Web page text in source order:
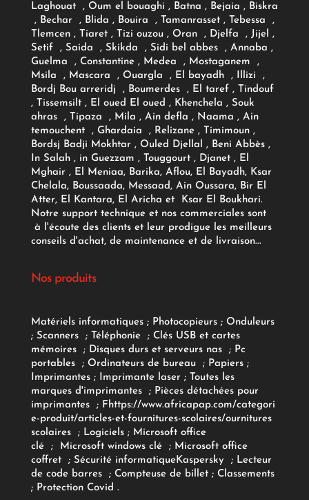
Laghouat , Oum el bouaghi , Batna , Bejaia , Biskra
, Bechar , Blida , Bouira , Tamanrasset , Tebessa ,
Tlemcen , Tiaret , Tizi ouzou , Oran , Djelfa , Jijel ,
Setif , Saida , Skikda , Sidi bel abbes , Annaba ,
Guelma , Constantine , Medea , Mostaganem ,
Msila , Mascara , Ouargla , El bayadh , Illizi ,
Bordj Bou arreridj , Boumerdes , El taref , Tindouf
, Tissemsilt , El oued El oued , Khenchela , Souk
ahras , Tipaza , Mila , Ain defla , Naama , Ain
temouchent , Ghardaia , Relizane , Timimoun ,
Bordsj Badji Mokhtar , Ouled Djellal , Beni Abbès ,
In Salah , in Guezzam , Touggourt , Djanet , El
Mghair , El Meniaa, Barika, Aflou, El Bayadh, Ksar
Chelala, Boussaada, Messaad, Ain Oussara, Bir El
Atter, El Kantara, El Aricha et Ksar El Boukhari.
Notre support technique et nos commerciales sont
à l'écoute des clients et leur prodigue les meilleurs
conseils d'achat, de maintenance et de livraison...
Nos produits
Matériels informatiques; Photocopieurs; Onduleurs
; Scanners ; Téléphonie ; Clés USB et cartes
mémoires
; Disques durs et serveurs nas ; Pc
portables
; Ordinateurs de bureau ; Papiers;
Imprimantes;Imprimante laser; Toutes les
marques d'imprimantes
; Pièces détachées pour
imprimantes
; F https://www.africapap.com/categori
e-produit/articles-et-fournitures-scolaires/ournitures
scolaires; Logiciels ; Microsoft office
clé
; Microsoft windows clé; Microsoft office
coffret ; Sécurité informatiqueKaspersky ; Lecteur
de code barres
; Compteuse de billet; Classements
; Protection Covid .